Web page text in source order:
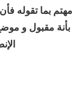
مهتم بما تقوله
بأنة مقبول و